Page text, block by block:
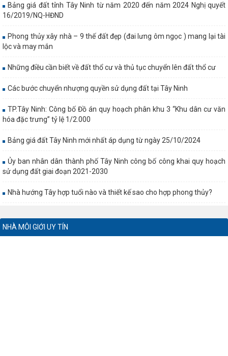
Bảng giá đất tỉnh Tây Ninh từ năm 2020 đến năm 2024 Nghị quyết
16/2019/NQ-HĐND
Phong thủy xây nhà – 9 thế đất đẹp (đai lưng ôm ngọc ) mang lại tài
lộc và may mắn
Những điều cần biết về đất thổ cư và thủ tục chuyển lên đất thổ cư
Các bước chuyển nhượng quyền sử dụng đất tại Tây Ninh
TP.Tây Ninh: Công bố Đồ án quy hoạch phân khu 3 “Khu dân cư văn
hóa đặc trưng” tỷ lệ 1/2.000
Bảng giá đất Tây Ninh mới nhất áp dụng từ ngày 25/10/2024
Ủy ban nhân dân thành phố Tây Ninh công bố công khai quy hoạch
sử dụng đất giai đoạn 2021-2030
Nhà hướng Tây hợp tuổi nào và thiết kế sao cho hợp phong thủy?
NHÀ MÔI GIỚI UY TÍN